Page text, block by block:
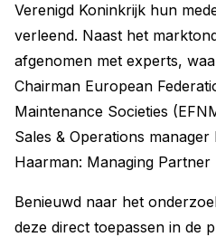
Verenigd Koninkrijk hun
verleend. Naast het
afgenomen met experts,
Chairman European
Maintenance Societies
Sales & Operations
Haarman: Managing Partner
Benieuwd naar het
deze direct toepassen in de